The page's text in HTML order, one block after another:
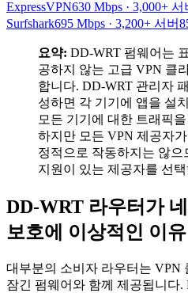
ExpressVPN630 Mbps · 3,000+ 서
Surfshark695 Mbps · 3,200+ 서버
요약: DD-WRT 펌웨어는
공하지 않는 고급 VPN 클
합니다. DD-WRT 관리자
성하면 각 기기에 앱을 설
모든 기기에 대한 트래픽
하지만 모든 VPN 제공자
정적으로 작동하지는 않
지원이 있는 제공자를 선
DD-WRT 라우터가
보호에 이상적인 이유
대부분의 소비자 라우터는 VPN
잠긴 펌웨어와 함께 제공됩니다